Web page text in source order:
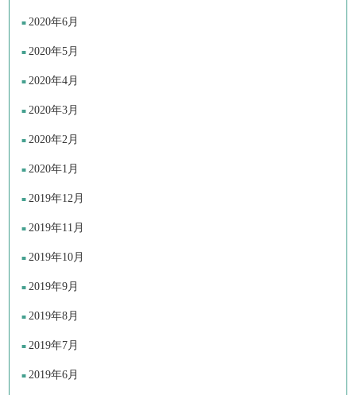
2020年6月
2020年5月
2020年4月
2020年3月
2020年2月
2020年1月
2019年12月
2019年11月
2019年10月
2019年9月
2019年8月
2019年7月
2019年6月